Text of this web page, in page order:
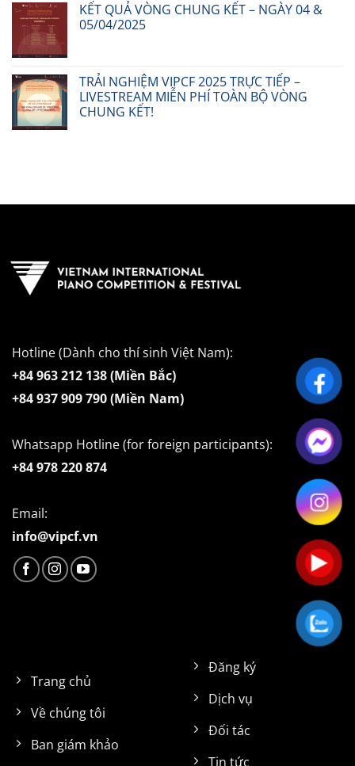
KẾT QUẢ VÒNG CHUNG KẾT – NGÀY 04 &
05/04/2025
TRẢI NGHIỆM VIPCF 2025 TRỰC TIẾP –
LIVESTREAM MIỄN PHÍ TOÀN BỘ VÒNG
CHUNG KẾT!
Hotline (Dành cho thí sinh Việt Nam):
+84 963 212 138 (Miền Bắc)
+84 937 909 790 (Miền Nam)
Whatsapp Hotline (for foreign participants):
+84 978 220 874
Email:
info@vipcf.vn
Trang chủ
Về chúng tôi
Ban giám khảo
Đăng ký
Dịch vụ
Đối tác
Tin tức